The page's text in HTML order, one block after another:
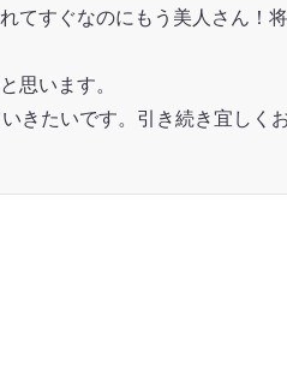
てすぐなのにもう美人さん！
思います。
きたいです。引き続き宜しく